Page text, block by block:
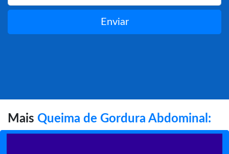
Enviar
Mais Queima de Gordura Abdominal: